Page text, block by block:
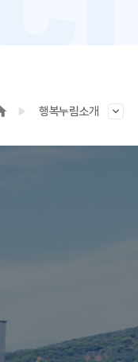
행복누림소개